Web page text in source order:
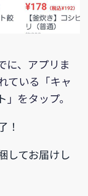
に、アプリま
ている「キャ
」をタップ。
！
してお届けし